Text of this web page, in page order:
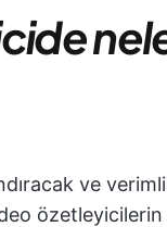
ve
özetleyicilerin